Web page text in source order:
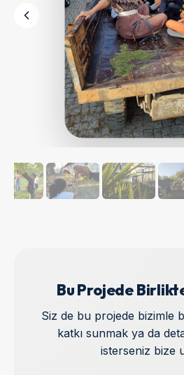
Bu Projede
Siz de bu projede bizimle
katkı sunmak ya da
isterseniz bize